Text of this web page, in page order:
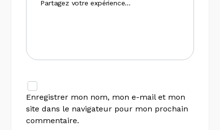
Enregistrer mon nom, mon e-mail et mon
site dans le navigateur pour mon prochain
commentaire.